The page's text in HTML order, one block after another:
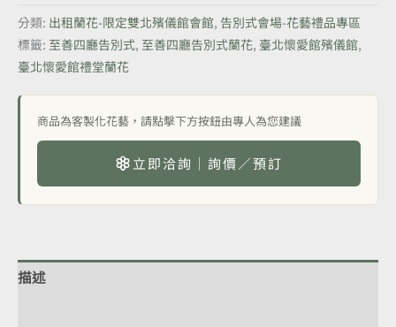
分類: 出租蘭花-限定雙北殯儀館會館, 告別式會場-花藝禮品專區
標籤: 至善四廳告別式, 至善四廳告別式蘭花, 臺北懷愛館殯儀館,
臺北懷愛館禮堂蘭花
商品為客製化花藝，請點擊下方按鈕由專人為您建議
立即洽詢｜詢價／預訂
描述